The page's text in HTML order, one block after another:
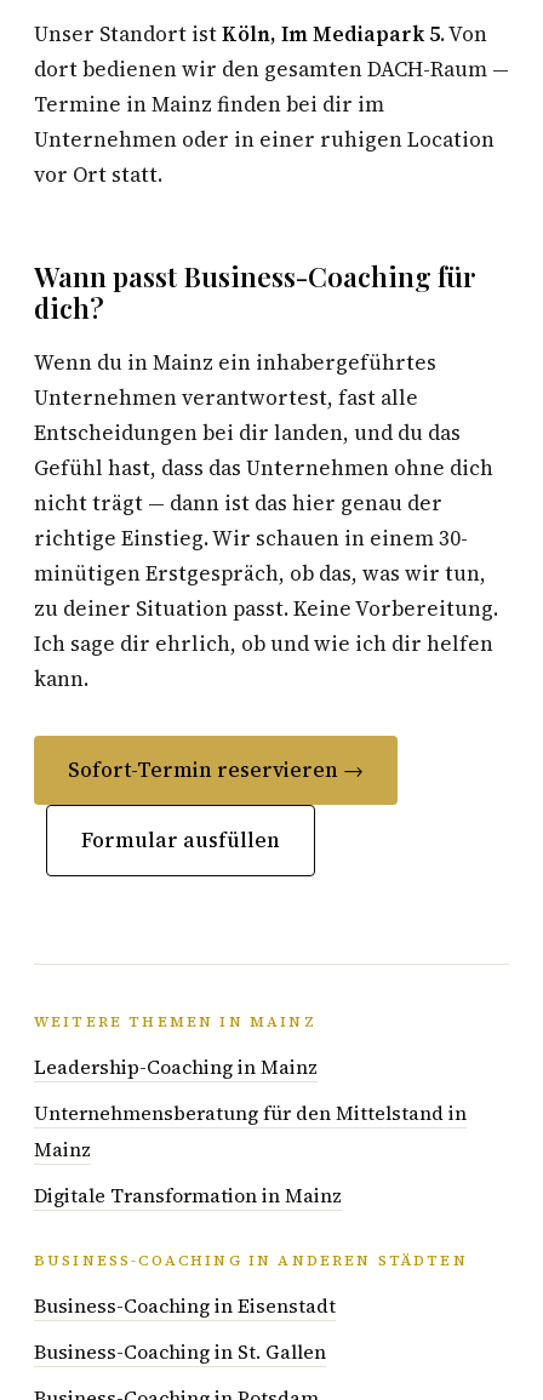
Unser Standort istKöln, Im Mediapark 5. Von
dort bedienen wir den gesamten DACH-Raum —
Termine in Mainz finden bei dir im
Unternehmen oder in einer ruhigen Location
vor Ort statt.
Wann passt Business-Coaching für
dich?
Wenn du in Mainz ein inhabergeführtes
Unternehmen verantwortest, fast alle
Entscheidungen bei dir landen, und du das
Gefühl hast, dass das Unternehmen ohne dich
nicht trägt — dann ist das hier genau der
richtige Einstieg. Wir schauen in einem 30-
minütigen Erstgespräch, ob das, was wir tun,
zu deiner Situation passt. Keine Vorbereitung.
Ich sage dir ehrlich, ob und wie ich dir helfen
kann.
Sofort-Termin reservieren →
Formular ausfüllen
WEITERE THEMEN IN MAINZ
Leadership-Coaching in Mainz
Unternehmensberatung für den Mittelstand in
Mainz
Digitale Transformation in Mainz
BUSINESS-COACHING IN ANDEREN STÄDTEN
Business-Coaching in Eisenstadt
Business-Coaching in St. Gallen